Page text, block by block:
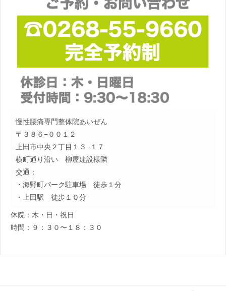
慢性腰痛専門整体院あいぜん
〒３８６−００１２
上田市中央２丁目１３−１７
横町通り沿い 柳屋建設様隣
交通：
・海野町パーク駐車場 徒歩１分
・上田駅 徒歩１０分
休院：木・日・祝日
時間：９：３０〜１８：３０